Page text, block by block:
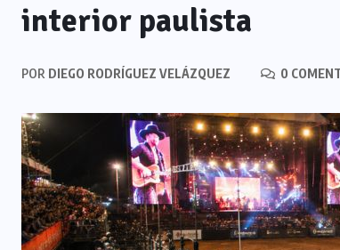
interior paulista
POR DIEGO RODRÍGUEZ VELÁZQUEZ 0